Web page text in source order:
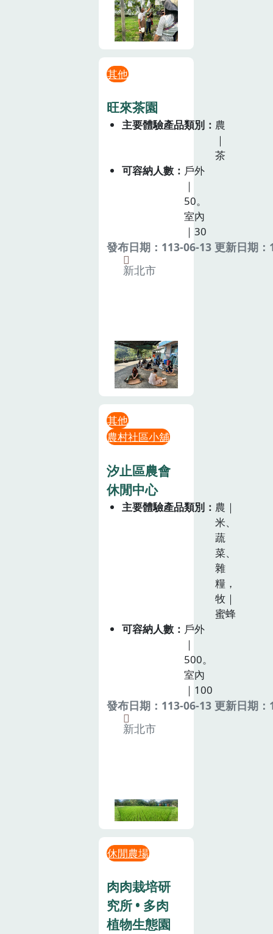
其他
旺來茶園
主要體驗產品類別
農
｜
茶
可容納人數
戶外
｜
50。
室內
｜30
發布日期：113-06-13 更新日期
新北市
其他
農村社區小舖
汐止區農會
休閒中心
主要體驗產品類別
農｜
米、
蔬
菜、
雜
糧，
牧｜
蜜蜂
可容納人數
戶外
｜
500。
室內
｜100
發布日期：113-06-13 更新日期
新北市
休閒農場
肉肉栽培研
究所 • 多肉
植物生態園